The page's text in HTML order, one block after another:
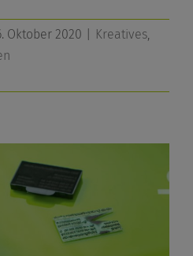
Oktober 2020 Kreatives,